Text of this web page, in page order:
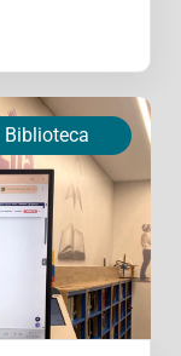
Biblioteca